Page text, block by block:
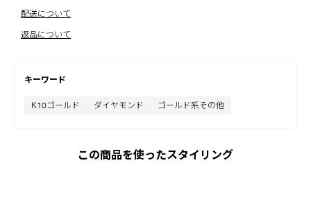
配送について
返品について
キーワード
K10ゴールド ダイヤモンド ゴールド系その他
この商品を使ったスタイリング